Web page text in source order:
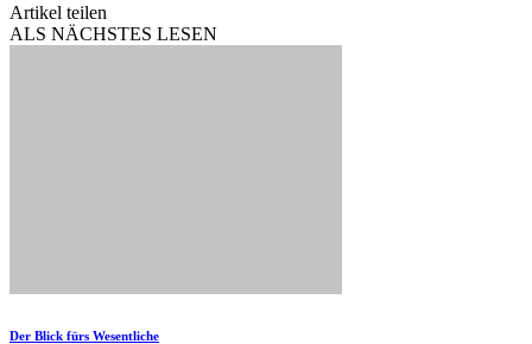
Artikel teilen
ALS NÄCHSTES LESEN
Der Blick fürs Wesentliche